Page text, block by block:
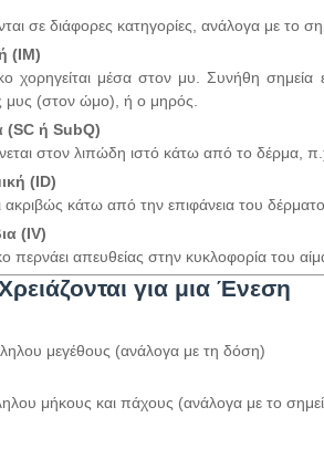
σε διάφορες κατηγορίες, ανάλογα με το
(IM)
χορηγείται μέσα στον μυ. Συνήθη σημεία
μυς (στον ώμο), ή ο μηρός.
(SC ή SubQ)
στον λιπώδη ιστό κάτω από το δέρμα,
(ID)
ακριβώς κάτω από την επιφάνεια του
(IV)
περνάει απευθείας στην κυκλοφορία του
για μια Ένεση
μεγέθους (ανάλογα με τη δόση)
μήκους και πάχους (ανάλογα με το